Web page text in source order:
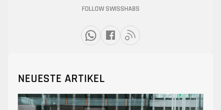
FOLLOW SWISSHABS
NEUESTE ARTIKEL